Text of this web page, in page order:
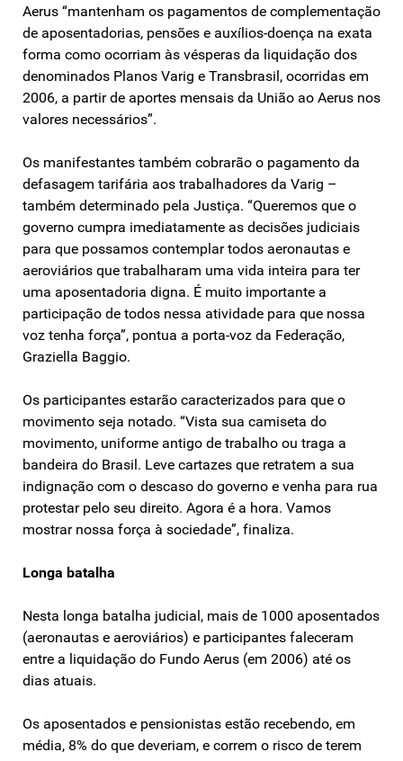
Aerus “mantenham os pagamentos de complementação
de aposentadorias, pensões e auxílios-doença na exata
forma como ocorriam às vésperas da liquidação dos
denominados Planos Varig e Transbrasil, ocorridas em
2006, a partir de aportes mensais da União ao Aerus nos
valores necessários”.
Os manifestantes também cobrarão o pagamento da
defasagem tarifária aos trabalhadores da Varig –
também determinado pela Justiça. “Queremos que o
governo cumpra imediatamente as decisões judiciais
para que possamos contemplar todos aeronautas e
aeroviários que trabalharam uma vida inteira para ter
uma aposentadoria digna. É muito importante a
participação de todos nessa atividade para que nossa
voz tenha força”, pontua a porta-voz da Federação,
Graziella Baggio.
Os participantes estarão caracterizados para que o
movimento seja notado. “Vista sua camiseta do
movimento, uniforme antigo de trabalho ou traga a
bandeira do Brasil. Leve cartazes que retratem a sua
indignação com o descaso do governo e venha para rua
protestar pelo seu direito. Agora é a hora. Vamos
mostrar nossa força à sociedade”, finaliza.
Longa batalha
Nesta longa batalha judicial, mais de 1000 aposentados
(aeronautas e aeroviários) e participantes faleceram
entre a liquidação do Fundo Aerus (em 2006) até os
dias atuais.
Os aposentados e pensionistas estão recebendo, em
média, 8% do que deveriam, e correm o risco de terem